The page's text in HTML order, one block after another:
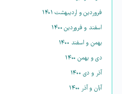
فروردین و اردیبهشت ۱۴۰۱
اسفند و فروردین ۱۴۰۰
بهمن و اسفند ۱۴۰۰
دی و بهمن ۱۴۰۰
آذر و دی ۱۴۰۰
آبان و آذر ۱۴۰۰